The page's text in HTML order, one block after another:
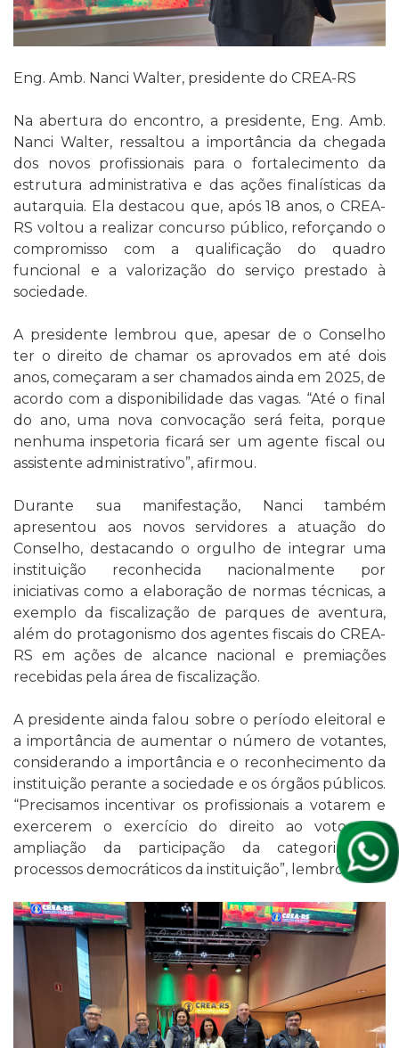
Eng. Amb. Nanci Walter, presidente do CREA-RS
Na abertura do encontro, a presidente, Eng. Amb.
Nanci Walter, ressaltou a importância da chegada
dos novos profissionais para o fortalecimento da
estrutura administrativa e das ações finalísticas da
autarquia. Ela destacou que, após 18 anos, o CREA-
RS voltou a realizar concurso público, reforçando o
compromisso com a qualificação do quadro
funcional e a valorização do serviço prestado à
sociedade.
A presidente lembrou que, apesar de o Conselho
ter o direito de chamar os aprovados em até dois
anos, começaram a ser chamados ainda em 2025, de
acordo com a disponibilidade das vagas. “Até o final
do ano, uma nova convocação será feita, porque
nenhuma inspetoria ficará ser um agente fiscal ou
assistente administrativo”, afirmou.
Durante sua manifestação, Nanci também
apresentou aos novos servidores a atuação do
Conselho, destacando o orgulho de integrar uma
instituição reconhecida nacionalmente por
iniciativas como a elaboração de normas técnicas, a
exemplo da fiscalização de parques de aventura,
além do protagonismo dos agentes fiscais do CREA-
RS em ações de alcance nacional e premiações
recebidas pela área de fiscalização.
A presidente ainda falou sobre o período eleitoral e
a importância de aumentar o número de votantes,
considerando a importância e o reconhecimento da
instituição perante a sociedade e os órgãos públicos.
“Precisamos incentivar os profissionais a votarem e
exercerem o exercício do direito ao voto e a
ampliação da participação da categoria nos
processos democráticos da instituição”, lembrou.